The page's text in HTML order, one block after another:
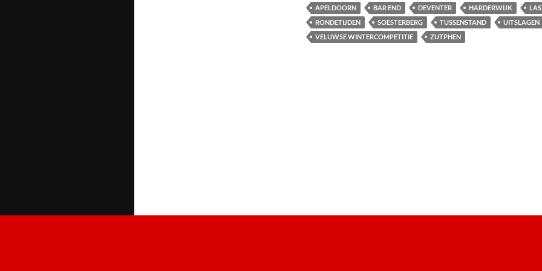
APELDOORN BAR END DEVENTER HARDERWIJK
RONDETIJDEN
SOESTERBERG TUSSENSTAND
UITSLAGEN
VELUWSE WINTERCOMPETITIE
ZUTPHEN